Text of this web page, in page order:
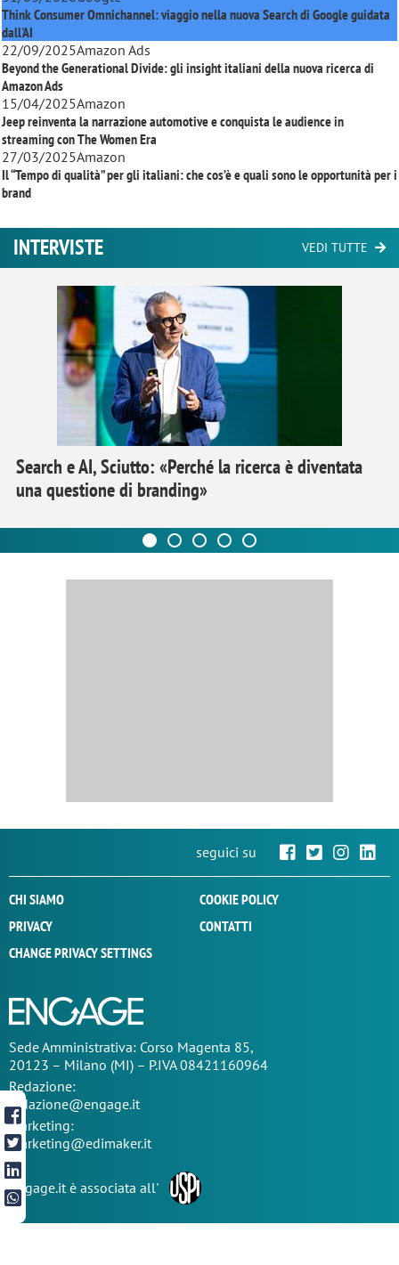
Think Consumer Omnichannel: viaggio nella nuova Search di Google guidata
dall'AI
22/09/2025Amazon Ads
Beyond the Generational Divide: gli insight italiani della nuova ricerca di
Amazon Ads
15/04/2025Amazon
Jeep reinventa la narrazione automotive e conquista le audience in
streaming conThe Women Era
27/03/2025Amazon
Il “Tempo di qualità” per gli italiani: che cos’è e quali sono le opportunità per i
brand
INTERVISTE VEDI TUTTE
Search e AI, Sciutto: «Perché la ricerca è diventata
una questione di branding»
seguici su
CHI SIAMO
COOKIE POLICY
PRIVACY
CONTATTI
CHANGE PRIVACY SETTINGS
SedeAmministrativa: Corso Magenta 85,
20123 – Milano (MI) – P.IVA 08421160964
Redazione:
redazione@engage.it
Marketing:
marketing@edimaker.it
Engage.it è associata all'